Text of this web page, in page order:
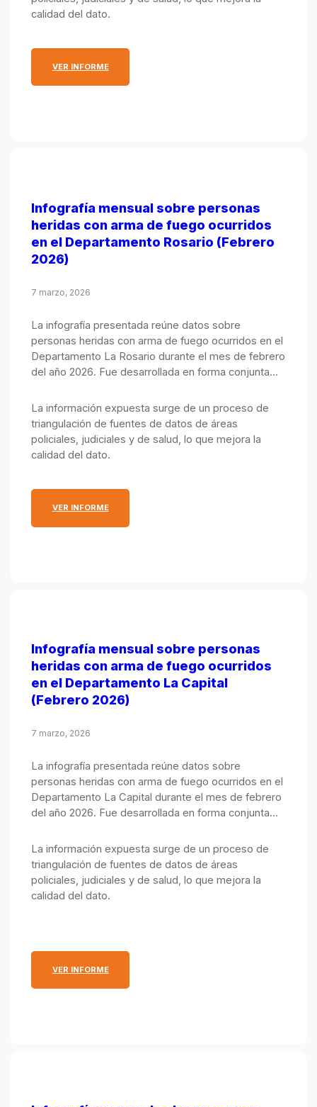
calidad del dato.
VER INFORME: INFOGRAFÍA MENSUAL SOBRE PERSONAS
Infografía mensual sobre personas
heridas con arma de fuego ocurridos
en el Departamento Rosario (Febrero
2026)
7 marzo, 2026
La infografía presentada reúne datos sobre
personas heridas con arma de fuego ocurridos en el
Departamento La Rosario durante el mes de febrero
del año 2026. Fue desarrollada en forma conjunta
por el Ministerio Público de la Acusación y el
Ministerio de Justicia y Seguridad.
La información expuesta surge de un proceso de
triangulación de fuentes de datos de áreas
policiales, judiciales y de salud, lo que mejora la
calidad del dato.
VER INFORME: INFOGRAFÍA MENSUAL SOBRE PERSONAS
Infografía mensual sobre personas
heridas con arma de fuego ocurridos
en el Departamento La Capital
(Febrero 2026)
7 marzo, 2026
La infografía presentada reúne datos sobre
personas heridas con arma de fuego ocurridos en el
Departamento La Capital durante el mes de febrero
del año 2026. Fue desarrollada en forma conjunta
por el Ministerio Público de la Acusación y el
Ministerio de Justicia y Seguridad.
La información expuesta surge de un proceso de
triangulación de fuentes de datos de áreas
policiales, judiciales y de salud, lo que mejora la
calidad del dato.
VER INFORME: INFOGRAFÍA MENSUAL SOBRE PERSONAS